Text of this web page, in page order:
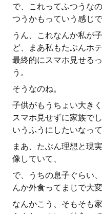
で、これってふつうな
つうかもっていう感じ
うん、これなんか私が
ど、まあ私もたぶんホ
最終的にスマホ見せる
う。
そうなのね。
子供がもうちょい大き
スマホ見せずに家族で
いうふうにしたいなって
まあ、たぶん理想と現
像していて、
で、うちの息子ぐらい
んか外食ってまじで大変
なんかこう、そもそも